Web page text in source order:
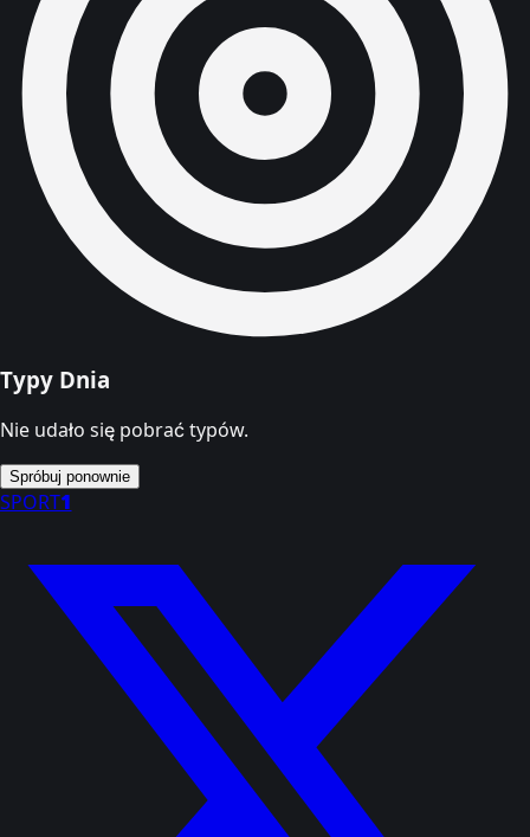
Typy Dnia
Nie udało się pobrać typów.
Spróbuj ponownie
SPORT1